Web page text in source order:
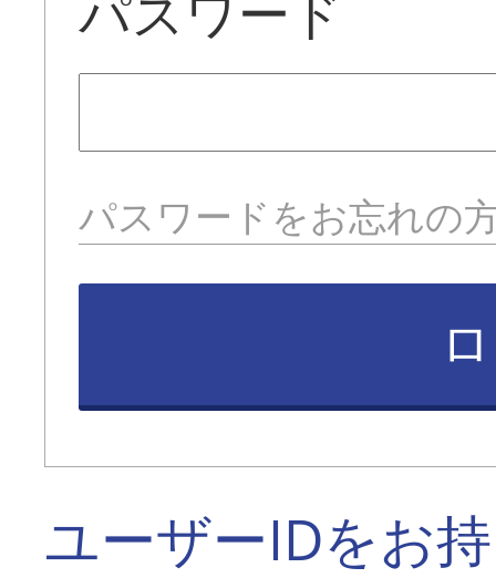
パスワードをお忘れの
ユーザーIDをお